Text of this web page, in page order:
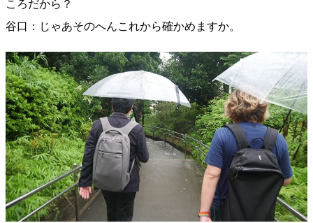
ころだから？
谷口：じゃあそのへんこれから確かめますか。